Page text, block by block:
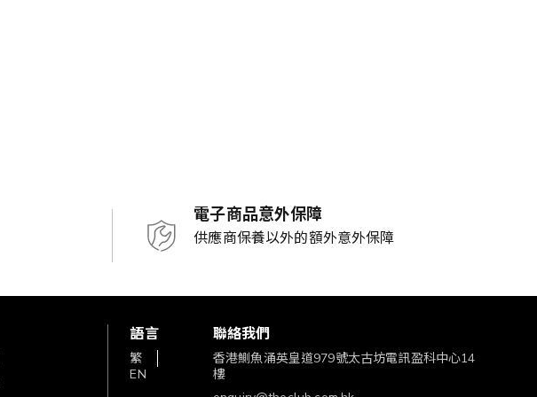
電子商品意外保障
供應商保養以外的額外意外保障
語言
繁
EN
聯絡我們
香港鰂魚涌英皇道979號太古坊電訊盈科中心14
樓